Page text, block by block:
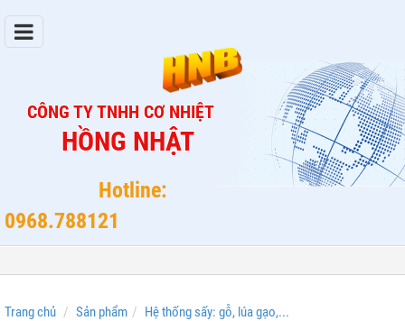
CÔNG TY TNHH CƠ NHIỆT
HỒNG NHẬT
Hotline:
0968.788121
Trang chủ Sản phẩm Hệ thống sấy: gỗ, lúa gạo,...